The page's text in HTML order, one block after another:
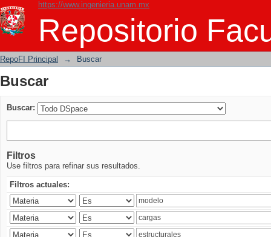
https://www.ingenieria.unam.mx
Repositorio
Buscar
RepoFI Principal → Buscar
Buscar
Buscar:
Filtros
Use filtros para refinar sus resultados.
Filtros actuales: